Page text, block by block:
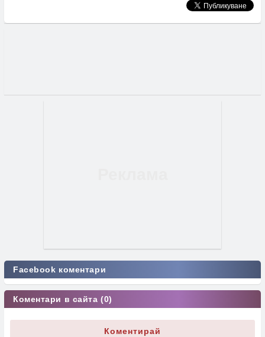
Facebook коментари
Коментари в сайта (0)
Коментирай